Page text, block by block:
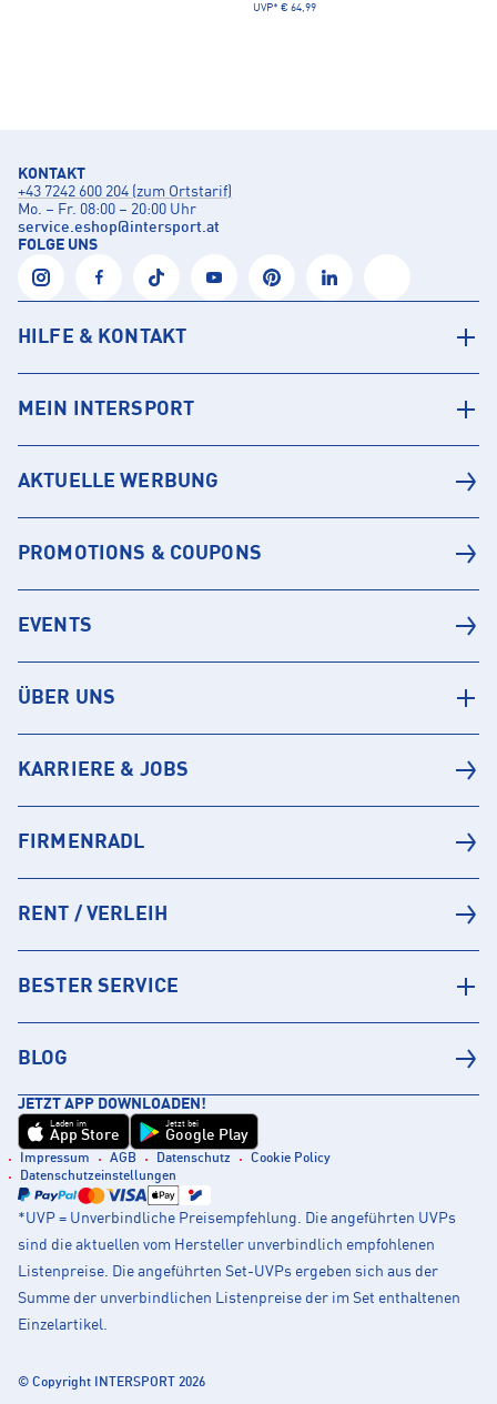
UVP* € 64,99
KONTAKT
+43 7242 600 204 (zum Ortstarif)
Mo. – Fr. 08:00 – 20:00 Uhr
service.eshop@intersport.at
FOLGE UNS
HILFE & KONTAKT
MEIN INTERSPORT
AKTUELLE WERBUNG
PROMOTIONS & COUPONS
EVENTS
ÜBER UNS
KARRIERE & JOBS
FIRMENRADL
RENT / VERLEIH
BESTER SERVICE
BLOG
JETZT APP DOWNLOADEN!
Laden im
App Store
Jetzt bei
Google Play
Impressum AGB Datenschutz
Cookie Policy
Datenschutzeinstellungen
*UVP = Unverbindliche Preisempfehlung. Die angeführten UVPs
sind die aktuellen vom Hersteller unverbindlich empfohlenen
Listenpreise. Die angeführten Set-UVPs ergeben sich aus der
Summe der unverbindlichen Listenpreise der im Set enthaltenen
Einzelartikel.
© Copyright INTERSPORT 2026